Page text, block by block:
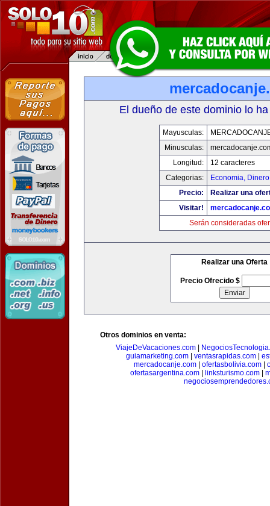
El dueño de este dominio lo
Mayusculas:
Minusculas:
Longitud:
12 caracteres
Categorias:
Economia,
Precio:
Realizar una
Visitar!
Serán consideradas
Realizar una Oferta
Precio Ofrecido $
Otros dominios en venta:
ViajeDeVacaciones.com
guiamarketing.com| ventasrapidas.com|
mercadocanje.com
ofertasbolivia.com
ofertasargentina.com| linksturismo.com|